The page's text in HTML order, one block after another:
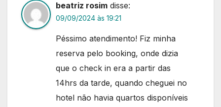
beatriz rosim disse:
09/09/2024 às 19:21
Péssimo atendimento! Fiz minha
reserva pelo booking, onde dizia
que o check in era a partir das
14hrs da tarde, quando cheguei no
hotel não havia quartos disponíveis